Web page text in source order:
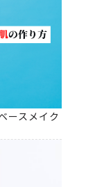
ースメイク